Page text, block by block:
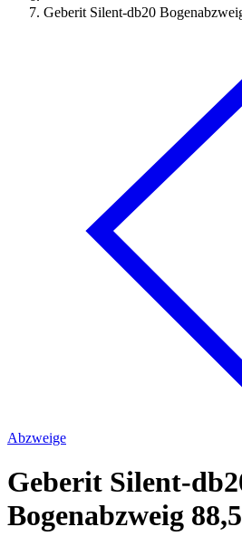
Geberit Silent-db20
Abzweige
Geberit Silent-
Bogenabzweig